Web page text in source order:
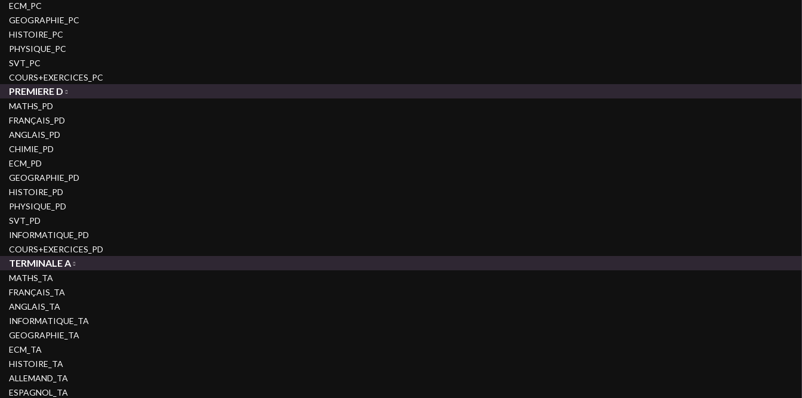
ECM_PC
GEOGRAPHIE_PC
HISTOIRE_PC
PHYSIQUE_PC
SVT_PC
COURS+EXERCICES_PC
PREMIERE D
MATHS_PD
FRANÇAIS_PD
ANGLAIS_PD
CHIMIE_PD
ECM_PD
GEOGRAPHIE_PD
HISTOIRE_PD
PHYSIQUE_PD
SVT_PD
INFORMATIQUE_PD
COURS+EXERCICES_PD
TERMINALE A
MATHS_TA
FRANÇAIS_TA
ANGLAIS_TA
INFORMATIQUE_TA
GEOGRAPHIE_TA
ECM_TA
HISTOIRE_TA
ALLEMAND_TA
ESPAGNOL_TA